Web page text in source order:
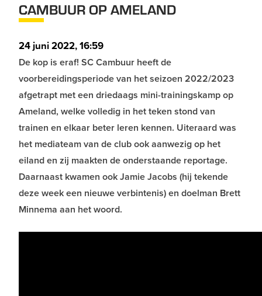
CAMBUUR OP AMELAND
24 juni 2022, 16:59
De kop is eraf! SC Cambuur heeft de
voorbereidingsperiode van het seizoen 2022/2023
afgetrapt met een driedaags mini-trainingskamp op
Ameland, welke volledig in het teken stond van
trainen en elkaar beter leren kennen. Uiteraard was
het mediateam van de club ook aanwezig op het
eiland en zij maakten de onderstaande reportage.
Daarnaast kwamen ook Jamie Jacobs (hij tekende
deze week een nieuwe verbintenis) en doelman Brett
Minnema aan het woord.